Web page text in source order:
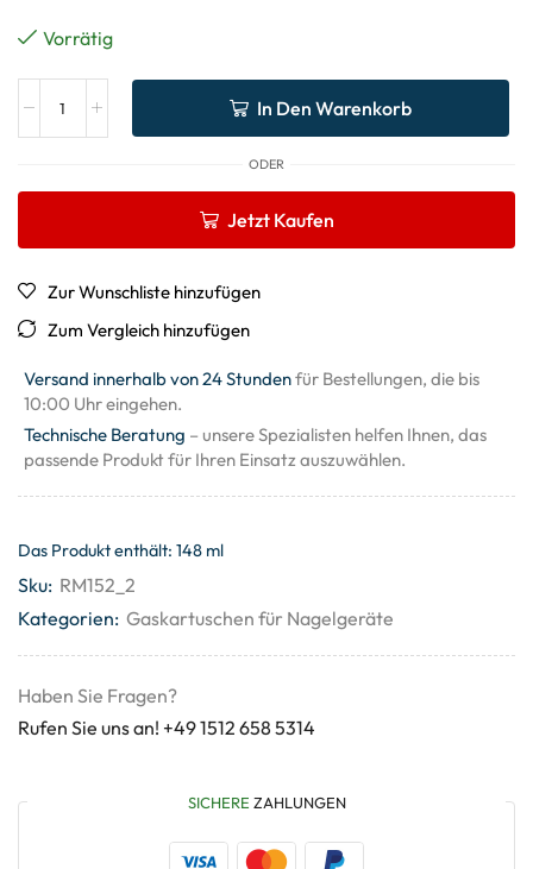
Vorrätig
In Den Warenkorb
ODER
Jetzt Kaufen
Zur Wunschliste hinzufügen
Zum Vergleich hinzufügen
Versand innerhalb von 24 Stundenfür Bestellungen, die bis
10:00 Uhr eingehen.
Technische Beratung – unsere Spezialisten helfen Ihnen, das
passende Produkt für Ihren Einsatz auszuwählen.
Das Produkt enthält: 148 ml
Sku: RM152_2
Kategorien: Gaskartuschen für Nagelgeräte
Haben Sie Fragen?
Rufen Sie uns an! +49 1512 658 5314
SICHERE ZAHLUNGEN